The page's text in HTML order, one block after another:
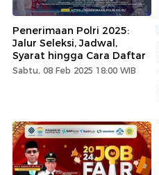
Penerimaan Polri 2025:
Jalur Seleksi, Jadwal,
Syarat hingga Cara Daftar
Sabtu, 08 Feb 2025 18:00 WIB